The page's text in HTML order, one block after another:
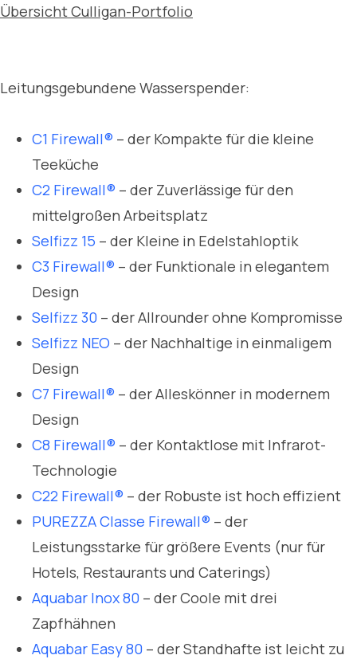
Übersicht Culligan-Portfolio
Leitungsgebundene Wasserspender:
C1 Firewall® – der Kompakte für die kleine
Teeküche
C2 Firewall® – der Zuverlässige für den
mittelgroßen Arbeitsplatz
Selfizz 15 – der Kleine in Edelstahloptik
C3 Firewall® – der Funktionale in elegantem
Design
Selfizz 30 – der Allrounder ohne Kompromisse
Selfizz NEO – der Nachhaltige in einmaligem
Design
C7 Firewall® – der Alleskönner in modernem
Design
C8 Firewall® – der Kontaktlose mit Infrarot-
Technologie
C22 Firewall® – der Robuste ist hoch effizient
PUREZZA Classe Firewall® – der
Leistungsstarke für größere Events (nur für
Hotels, Restaurants und Caterings)
Aquabar Inox 80 – der Coole mit drei
Zapfhähnen
Aquabar Easy 80 – der Standhafte ist leicht zu